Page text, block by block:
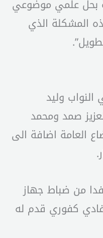
بحل علمي موضوعي
المشكلة الذي
وليد
صمد ومحمد
العامة اضافة الى
من ضباط جهاز
فادي كفوري قدم له